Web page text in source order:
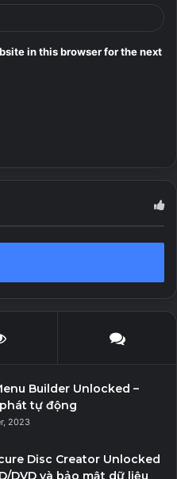
in this browser for the next
Builder Unlocked –
tự động
2023
Disc Creator Unlocked
DVD và bảo mật dữ liệu